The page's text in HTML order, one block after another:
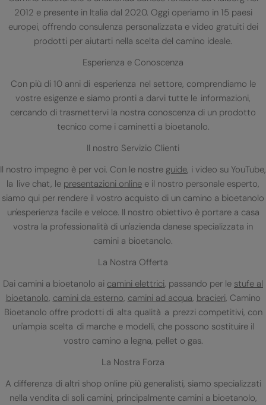
2012 e presente in Italia dal 2020. Oggi operiamo in 15 paesi
europei, offrendo consulenza personalizzata e video gratuiti dei
prodotti per aiutarti nella scelta del camino ideale.
Esperienza e Conoscenza
Con più di 10 anni di esperienza nel settore, comprendiamo le
vostre esigenze e siamo pronti a darvi tutte le informazioni,
cercando di trasmettervi la nostra conoscenza di un prodotto
tecnico come i caminetti a bioetanolo.
Il nostro Servizio Clienti
Il nostro impegno è per voi. Con le nostre guide, i video su YouTube,
la live chat, le presentazioni online e il nostro personale esperto,
siamo qui per rendere il vostro acquisto di un camino a bioetanolo
un'esperienza facile e veloce. Il nostro obiettivo è portare a casa
vostra la professionalità di un'azienda danese specializzata in
camini a bioetanolo.
La Nostra Offerta
Dai camini a bioetanolo ai camini elettrici, passando per le stufe al
bioetanolo, camini da esterno, camini ad acqua, bracieri, Camino
Bioetanolo offre prodotti di alta qualità a prezzi competitivi, con
un'ampia scelta di marche e modelli, che possono sostituire il
vostro camino a legna, pellet o gas.
La Nostra Forza
A differenza di altri shop online più generalisti, siamo specializzati
nella vendita di soli camini, principalmente camini a bioetanolo,